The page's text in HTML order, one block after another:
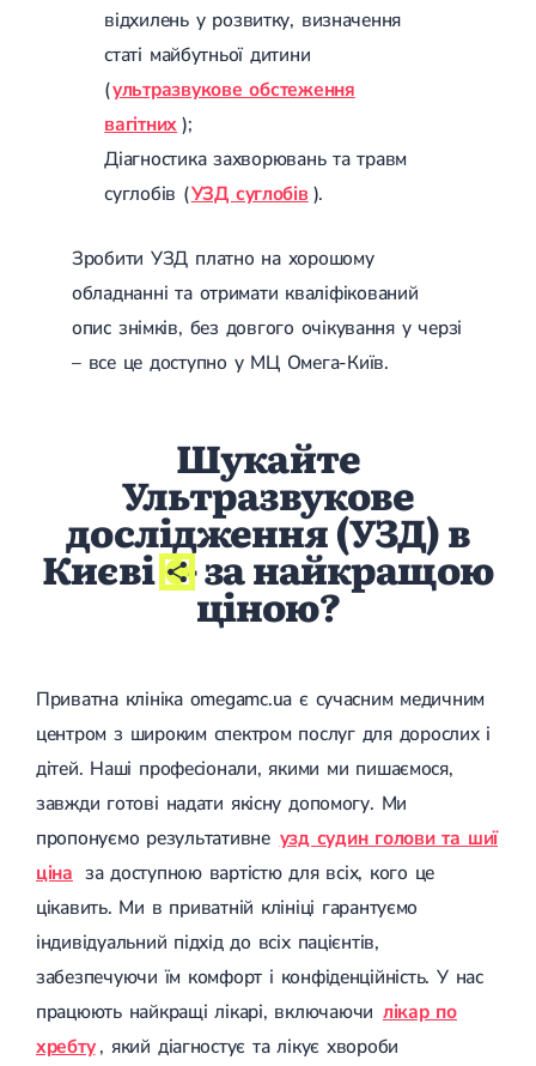
Кіста щитовидної залози
Метаболічний синдром
Фізіотерапія
Ударно-хвильова терапія
Лазерна терапія
Реабілітація
Реабілітація після вивиху
Реабілітація після артроскопії
Лікувальна фізкультура
Дерматологія
відхилень у розвитку, визначення
статі майбутньої дитини
(ультразвукове обстеження
вагітних);
Діагностика захворювань та травм
суглобів (УЗД суглобів ).
Зробити УЗД платно на хорошому
обладнанні та отримати кваліфікований
опис знімків, без довгого очікування у черзі
– все це доступно у МЦ Омега-Київ.
Шукайте
Ультразвукове
дослідження (УЗД) в
Києві - за найкращою
ціною?
Приватна клініка omegamc.ua є сучасним медичним
центром з широким спектром послуг для дорослих і
дітей. Наші професіонали, якими ми пишаємося,
завжди готові надати якісну допомогу. Ми
пропонуємо результативне узд судин голови та шиї
ціна за доступною вартістю для всіх, кого це
цікавить. Ми в приватній клініці гарантуємо
індивідуальний підхід до всіх пацієнтів,
забезпечуючи їм комфорт і конфіденційність. У нас
працюють найкращі лікарі, включаючи лікар по
хребту , який діагностує та лікує хвороби